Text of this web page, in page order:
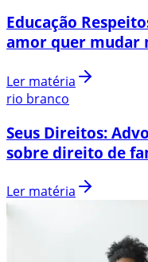
Educação
amor quer mudar
Ler matéria
rio branco
Seus Direitos:
sobre direito de
Ler matéria